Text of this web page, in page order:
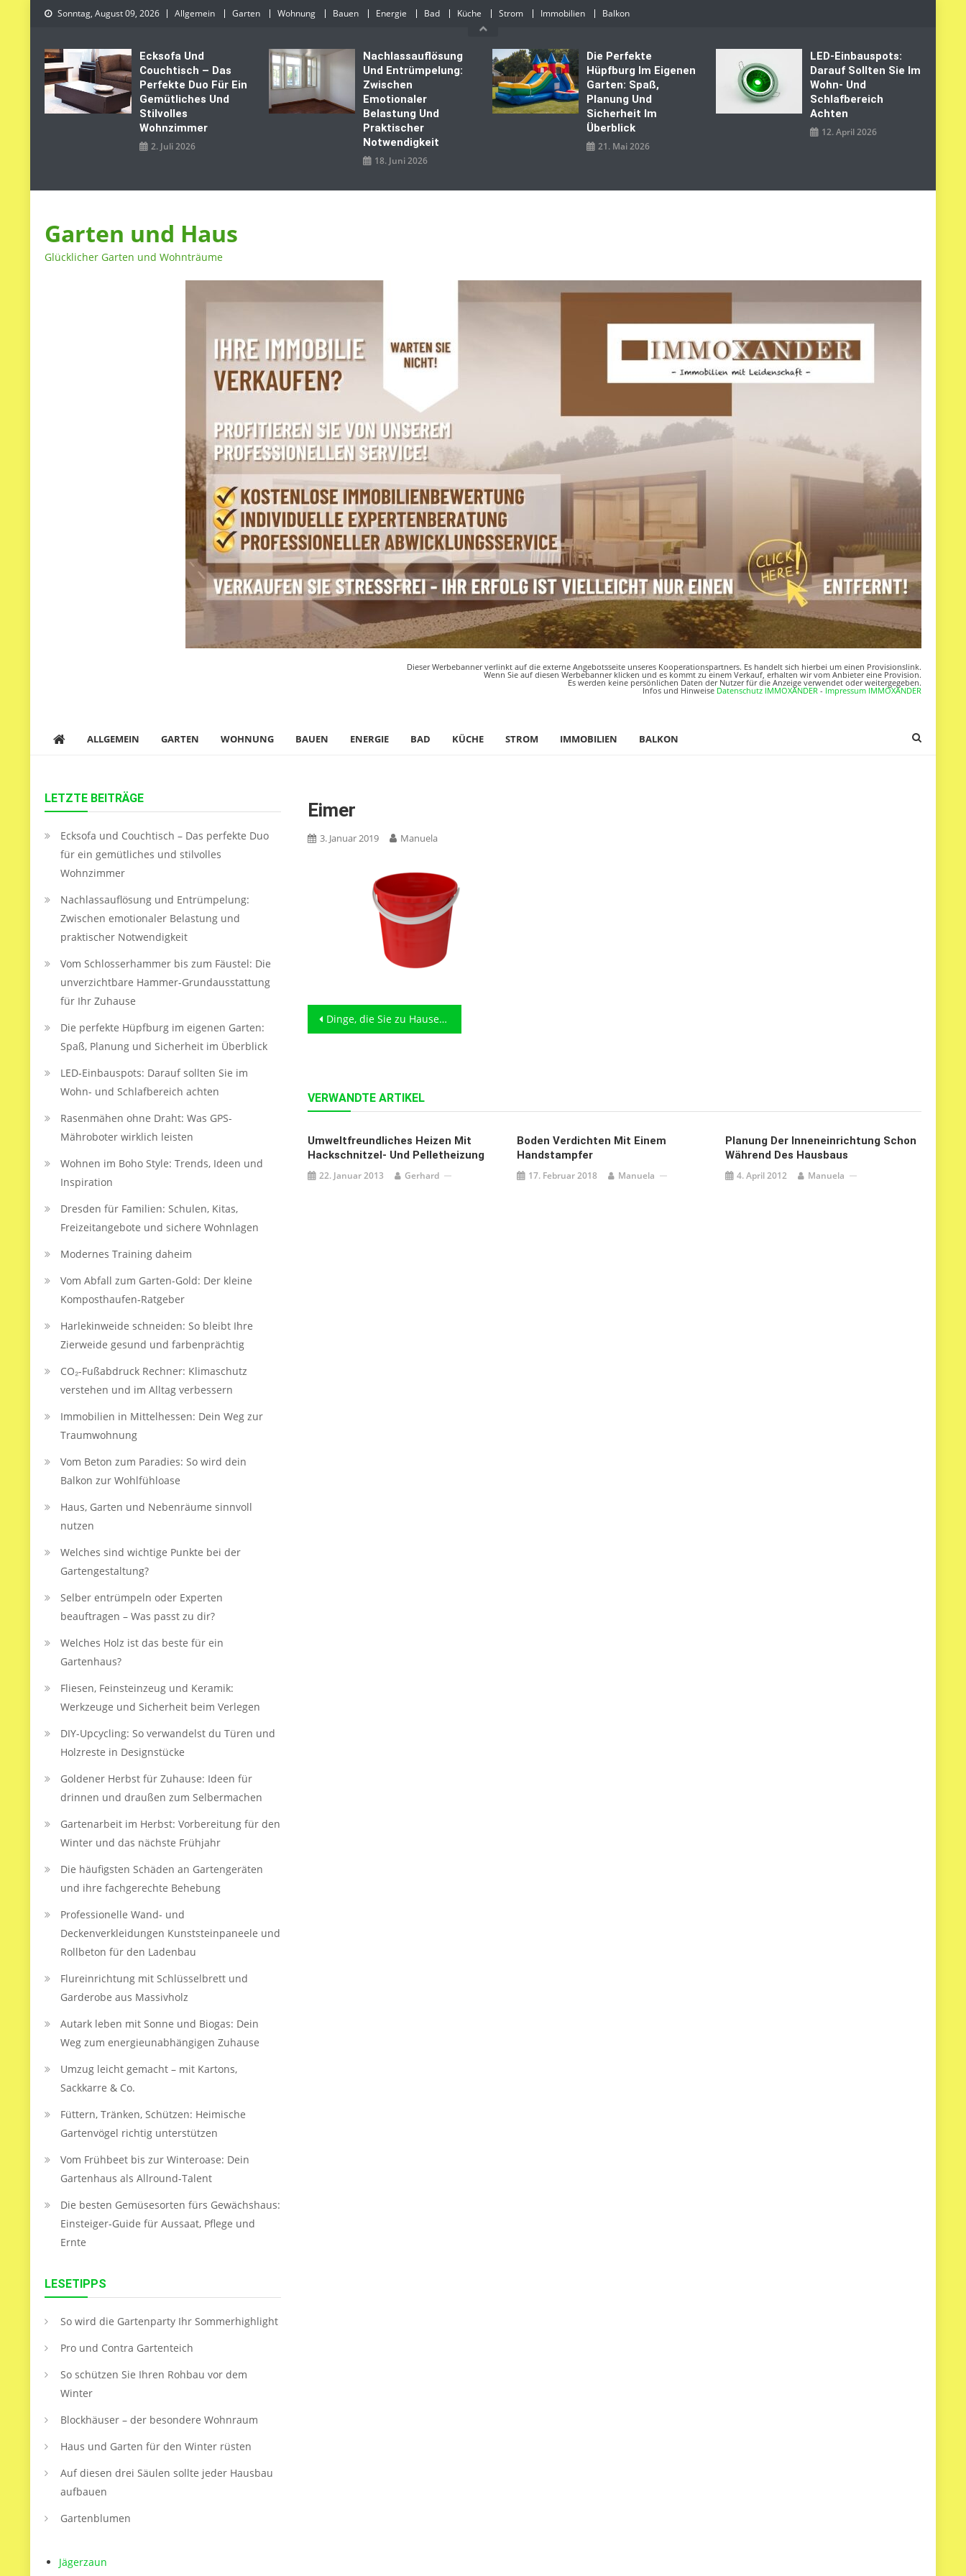
Skip
Sonntag, August 09, 2026 Allgemein Garten Wohnung Bauen Energie Bad Küche Strom Immobilien Balkon
Ecksofa Und
Couchtisch – Das
Perfekte Duo Für Ein
Gemütliches Und
Stilvolles
Wohnzimmer
2. Juli 2026
Nachlassauflösung
Und Entrümpelung:
Zwischen
Emotionaler
Belastung Und
Praktischer
Notwendigkeit
18. Juni 2026
Die Perfekte
Hüpfburg Im Eigenen
Garten: Spaß,
Planung Und
Sicherheit Im
Überblick
21. Mai 2026
LED‑Einbauspots:
Darauf Sollten Sie Im
Wohn- Und
Schlafbereich
Achten
12. April 2026
Garten und Haus
Glücklicher Garten und Wohnträume
Dieser Werbebanner verlinkt auf die externe Angebotsseite unseres Kooperationspartners. Es handelt sich hierbei um einen Provisionslink.
Wenn Sie auf diesen Werbebanner klicken und es kommt zu einem Verkauf, erhalten wir vom Anbieter eine Provision.
Es werden keine persönlichen Daten der Nutzer für die Anzeige verwendet oder weitergegeben.
Infos und Hinweise Datenschutz IMMOXANDER - Impressum IMMOXANDER
ALLGEMEIN GARTEN WOHNUNG BAUEN ENERGIE BAD KÜCHE STROM IMMOBILIEN BALKON
Eimer
3. Januar 2019 Manuela
Beitragsnavigation
Dinge, die Sie zu Hause haben sollten, aber erst vermissen, wenn es zu spät ist
VERWANDTE ARTIKEL
Umweltfreundliches Heizen Mit
Hackschnitzel- Und Pelletheizung
22. Januar 2013 Gerhard
Boden Verdichten Mit Einem
Handstampfer
17. Februar 2018 Manuela
Planung Der Inneneinrichtung Schon
Während Des Hausbaus
4. April 2012 Manuela
LETZTE BEITRÄGE
Ecksofa und Couchtisch – Das perfekte Duo
für ein gemütliches und stilvolles
Wohnzimmer
Nachlassauflösung und Entrümpelung:
Zwischen emotionaler Belastung und
praktischer Notwendigkeit
Vom Schlosserhammer bis zum Fäustel: Die
unverzichtbare Hammer-Grundausstattung
für Ihr Zuhause
Die perfekte Hüpfburg im eigenen Garten:
Spaß, Planung und Sicherheit im Überblick
LED‑Einbauspots: Darauf sollten Sie im
Wohn- und Schlafbereich achten
Rasenmähen ohne Draht: Was GPS-
Mähroboter wirklich leisten
Wohnen im Boho Style: Trends, Ideen und
Inspiration
Dresden für Familien: Schulen, Kitas,
Freizeitangebote und sichere Wohnlagen
Modernes Training daheim
Vom Abfall zum Garten-Gold: Der kleine
Komposthaufen‑Ratgeber
Harlekinweide schneiden: So bleibt Ihre
Zierweide gesund und farbenprächtig
CO₂-Fußabdruck Rechner: Klimaschutz
verstehen und im Alltag verbessern
Immobilien in Mittelhessen: Dein Weg zur
Traumwohnung
Vom Beton zum Paradies: So wird dein
Balkon zur Wohlfühloase
Haus, Garten und Nebenräume sinnvoll
nutzen
Welches sind wichtige Punkte bei der
Gartengestaltung?
Selber entrümpeln oder Experten
beauftragen – Was passt zu dir?
Welches Holz ist das beste für ein
Gartenhaus?
Fliesen, Feinsteinzeug und Keramik:
Werkzeuge und Sicherheit beim Verlegen
DIY-Upcycling: So verwandelst du Türen und
Holzreste in Designstücke
Goldener Herbst für Zuhause: Ideen für
drinnen und draußen zum Selbermachen
Gartenarbeit im Herbst: Vorbereitung für den
Winter und das nächste Frühjahr
Die häufigsten Schäden an Gartengeräten
und ihre fachgerechte Behebung
Professionelle Wand- und
Deckenverkleidungen Kunststeinpaneele und
Rollbeton für den Ladenbau
Flureinrichtung mit Schlüsselbrett und
Garderobe aus Massivholz
Autark leben mit Sonne und Biogas: Dein
Weg zum energieunabhängigen Zuhause
Umzug leicht gemacht – mit Kartons,
Sackkarre & Co.
Füttern, Tränken, Schützen: Heimische
Gartenvögel richtig unterstützen
Vom Frühbeet bis zur Winteroase: Dein
Gartenhaus als Allround-Talent
Die besten Gemüsesorten fürs Gewächshaus:
Einsteiger-Guide für Aussaat, Pflege und
Ernte
LESETIPPS
So wird die Gartenparty Ihr Sommerhighlight
Pro und Contra Gartenteich
So schützen Sie Ihren Rohbau vor dem
Winter
Blockhäuser – der besondere Wohnraum
Haus und Garten für den Winter rüsten
Auf diesen drei Säulen sollte jeder Hausbau
aufbauen
Gartenblumen
Jägerzaun